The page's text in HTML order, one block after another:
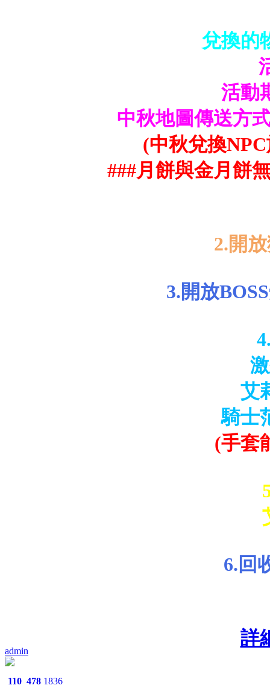
admin
110 478 1836
兌換的
活動
中秋地圖傳送方
(中秋兌換
###月餅與金月餅
2.開
3.開放
艾
騎士
(手套
6.回
詳